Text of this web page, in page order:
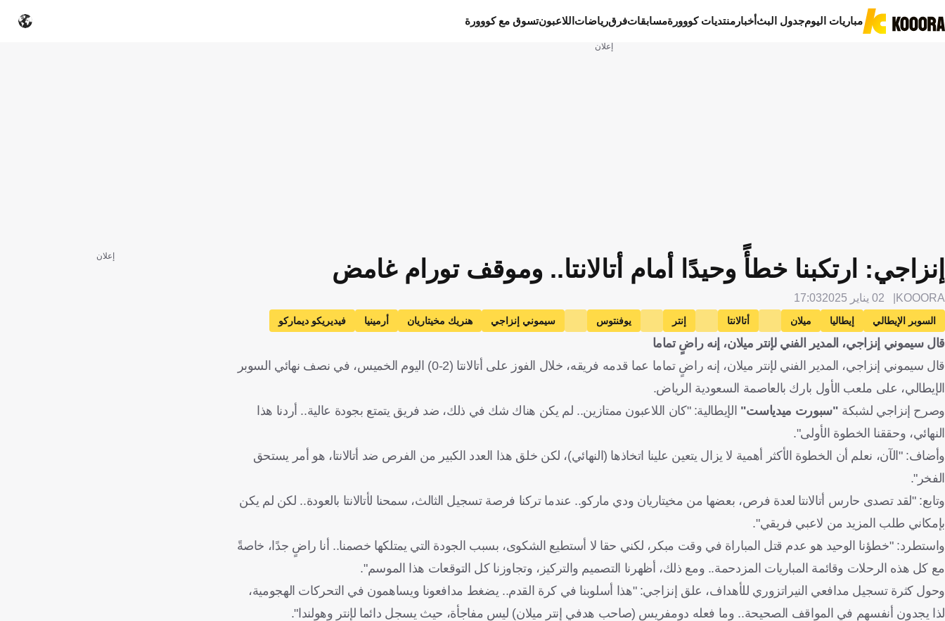
مباريات اليومجدول البثأخبار منتديات كووورةمسابقاتفرقرياضات اللاعبونتسوق مع كووورة
إعلان
إنزاجي: ارتكبنا خطأً وحيدًا أمام أتالانتا.. وموقف تورام غامض
KOOORA 02 يناير 2025 17:03
السوبر الإيطالي إيطاليا ميلان أتالانتا إنتر يوفنتوس سيموني إنزاجي هنريك مخيتاريان أرمينيا
فيديريكو ديماركو
ماركوس تورام
فرنسا دينزل دومفريس هولندا كرة قدم
قال سيموني إنزاجي، المدير الفني لإنتر ميلان، إنه راضٍ تماما
قال سيموني إنزاجي، المدير الفني لإنتر ميلان، إنه راضٍ تماما عما قدمه فريقه، خلال الفوز على أتالانتا (2-0) اليوم الخميس، في نصف نهائي السوبر
الإيطالي، على ملعب الأول بارك بالعاصمة السعودية الرياض.
وصرح إنزاجي لشبكة "سبورت ميدياست" الإيطالية: "كان اللاعبون ممتازين.. لم يكن هناك شك في ذلك، ضد فريق يتمتع بجودة عالية.. أردنا هذا
النهائي، وحققنا الخطوة الأولى".
وأضاف: "الآن، نعلم أن الخطوة الأكثر أهمية لا يزال يتعين علينا اتخاذها (النهائي)، لكن خلق هذا العدد الكبير من الفرص ضد أتالانتا، هو أمر يستحق
الفخر".
وتابع: "لقد تصدى حارس أتالانتا لعدة فرص، بعضها من مخيتاريان ودي ماركو.. عندما تركنا فرصة تسجيل الثالث، سمحنا لأتالانتا بالعودة.. لكن لم يكن
بإمكاني طلب المزيد من لاعبي فريقي".
واستطرد: "خطؤنا الوحيد هو عدم قتل المباراة في وقت مبكر، لكني حقا لا أستطيع الشكوى، بسبب الجودة التي يمتلكها خصمنا.. أنا راضٍ جدًا، خاصةً
مع كل هذه الرحلات وقائمة المباريات المزدحمة.. ومع ذلك، أظهرنا التصميم والتركيز، وتجاوزنا كل التوقعات هذا الموسم".
وحول كثرة تسجيل مدافعي النيراتزوري للأهداف، علق إنزاجي: "هذا أسلوبنا في كرة القدم.. يضغط مدافعونا ويساهمون في التحركات الهجومية،
لذا يجدون أنفسهم في المواقف الصحيحة.. وما فعله دومفريس (صاحب هدفي إنتر ميلان) ليس مفاجأة، حيث يسجل دائما لإنتر وهولندا".
إعلان